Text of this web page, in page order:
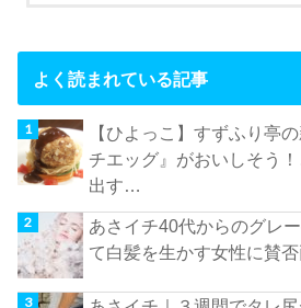
よく読まれている記事
【ひよっこ】すずふり亭
チエッグ』がおいしそう
出す…
あさイチ40代からのグレ
て白髪を生かす女性に賛